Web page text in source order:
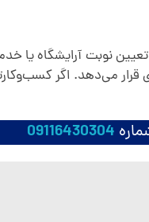
تعیین نوبت آرایشگاه
رزرو و مدیریت وقت را هوشمند، ساده و ۲۴ ساعته
09116430304